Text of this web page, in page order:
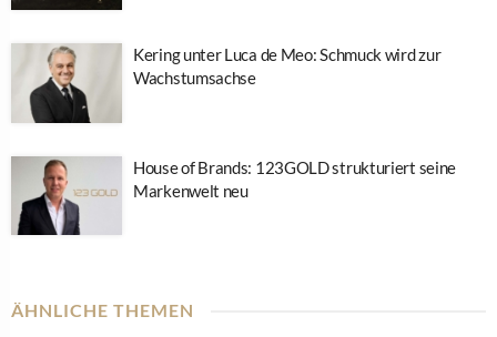
Kering unter Luca de Meo: Schmuck wird zur
Wachstumsachse
House of Brands: 123GOLD strukturiert seine
Markenwelt neu
ÄHNLICHE THEMEN